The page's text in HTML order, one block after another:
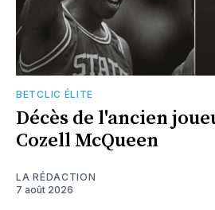
BETCLIC ÉLITE
Décès de l'ancien
Cozell McQueen
LA RÉDACTION
7 août 2026